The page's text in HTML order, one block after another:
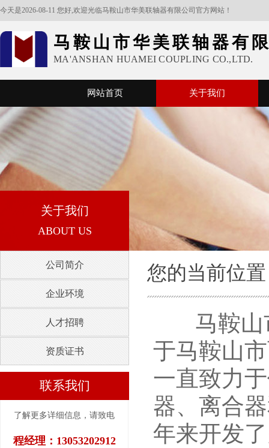
今天是2026-08-11 您好,欢迎光临马鞍山市华美联轴器有限公司官方网站！
马鞍山市华美联轴器有
MA'ANSHAN HUAMEI COUPLING CO.,LTD.
网站首页 关于我们
关于我们
ABOUT US
公司简介
企业环境
人才招聘
资质证书
联系我们
了解更多详细信息，请致电
程经理：13053202912
您的当前位
马鞍山市
于马鞍山
一直致力
器、离合
年来开发